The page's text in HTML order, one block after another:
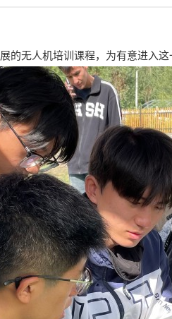
的无人机培训课程，为有意进入这